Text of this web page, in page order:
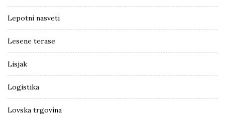
Lepotni nasveti
Lesene terase
Lisjak
Logistika
Lovska trgovina